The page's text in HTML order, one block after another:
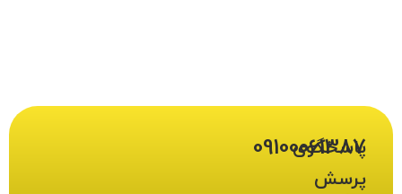
پاسخگوی
پرسش
09100061387